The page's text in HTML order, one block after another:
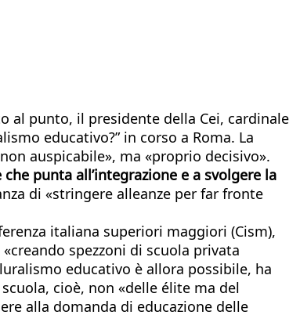
al punto, il presidente della Cei, cardinale
educativo?” in corso a Roma. La
auspicabile», ma «proprio decisivo».
punta all’integrazione e a svolgere la
di «stringere alleanze per far fronte
italiana superiori maggiori (Cism),
spezzoni di scuola privata
educativo è allora possibile, ha
cioè, non «delle élite ma del
alla domanda di educazione delle